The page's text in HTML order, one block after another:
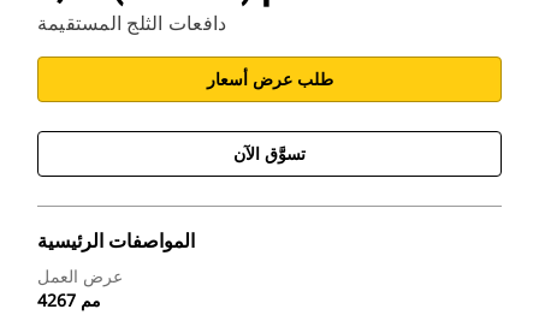
دافعات الثلج المستقيمة
طلب عرض أسعار
تسوَّق الآن
المواصفات الرئيسية
عرض العمل
4267 مم